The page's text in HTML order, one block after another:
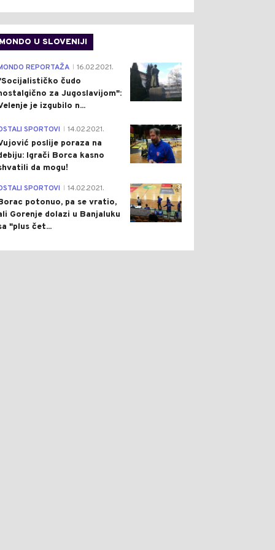
MONDO U SLOVENIJI
4
REPORTAŽA 16.02.2021.
čudo
za Jugoslavijom":
je izgubilo n...
1
SPORTOVI 14.02.2021.
poslije poraza na
Igrači Borca kasno
da mogu!
3
SPORTOVI 14.02.2021.
potonuo, pa se vratio,
Gorenje dolazi u Banjaluku
"plus čet...